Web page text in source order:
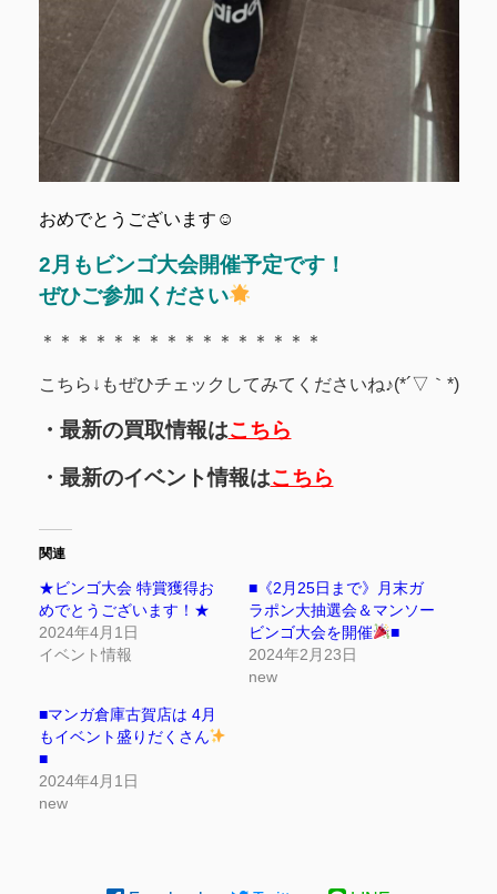
おめでとうございます☺
2月もビンゴ大会開催予定です！
ぜひご参加ください
＊＊＊＊＊＊＊＊＊＊＊＊＊＊＊＊
こちら↓もぜひチェックしてみてくださいね♪(*´▽｀*)
・最新の買取情報はこちら
・最新のイベント情報はこちら
関連
★ビンゴ大会 特賞獲得お
めでとうございます！★
2024年4月1日
イベント情報
■《2月25日まで》月末ガ
ラポン大抽選会＆マンソー
ビンゴ大会を開催
■
2024年2月23日
new
■マンガ倉庫古賀店は 4月
もイベント盛りだくさん
■
2024年4月1日
new